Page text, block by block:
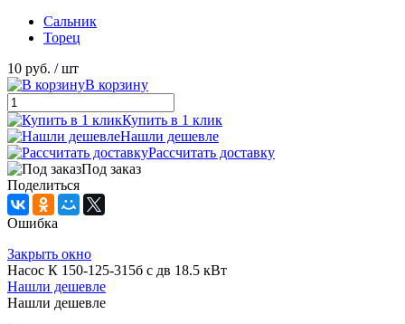
Сальник
Торец
10 руб. / шт
В корзину
Купить в 1 клик
Нашли дешевле
Рассчитать доставку
Под заказ
Поделиться
Ошибка
Закрыть окно
Насос К 150-125-315б с дв 18.5 кВт
Нашли дешевле
Нашли дешевле